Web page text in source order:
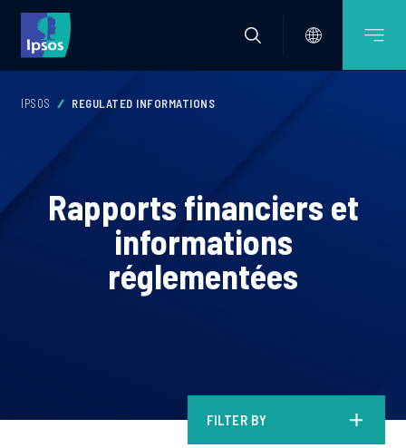
IPSOS REGULATED INFORMATIONS
Rapports financiers et
informations
réglementées
FILTER BY